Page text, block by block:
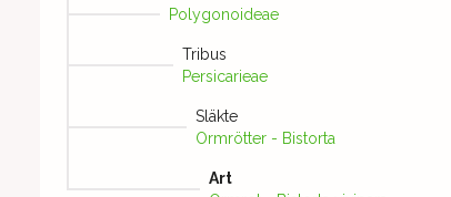
Polygonoideae
Tribus
Persicarieae
Släkte
Ormrötter - Bistorta
Art